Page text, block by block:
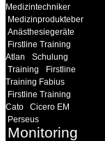
Medizintechniker
Medizinprodukteberater
Anästhesiegeräte
Firstline Training
Atlan
Schulung
Training
Firstline
Training Fabius
Firstline Training
Cato
Cicero EM
Perseus
Monitoring